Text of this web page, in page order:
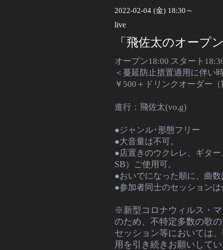
2022-02-04 (金) 18:30～
live
「飛佐太のオープ
オープン18:00 スタート
＜蔓延防止措置適用に伴い
￥500＋ドリンクオーダー
進行：飛佐太(vo,g)
●ジャンル･形態フリー
●大音量は不可。
●店置きのウクレレ、ギタ
SB ）ご使用可。
●おいでになった順に、曲
●参加者同士のセッション
※新型コロナウィルス・
のため、不特定多数の歌
セッション等においては
用を引き続きお願いして